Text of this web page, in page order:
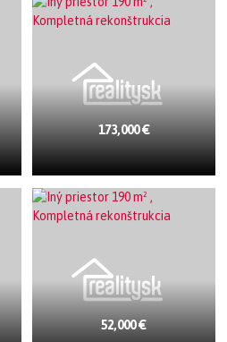
173,000 €
52,000 €